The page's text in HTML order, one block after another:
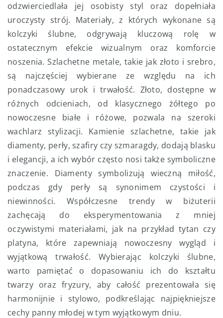
odzwierciedlała jej osobisty styl oraz dopełniała
uroczysty strój. Materiały, z których wykonane są
kolczyki ślubne, odgrywają kluczową rolę w
ostatecznym efekcie wizualnym oraz komforcie
noszenia. Szlachetne metale, takie jak złoto i srebro,
są najczęściej wybierane ze względu na ich
ponadczasowy urok i trwałość. Złoto, dostępne w
różnych odcieniach, od klasycznego żółtego po
nowoczesne białe i różowe, pozwala na szeroki
wachlarz stylizacji. Kamienie szlachetne, takie jak
diamenty, perły, szafiry czy szmaragdy, dodają blasku
i elegancji, a ich wybór często nosi także symboliczne
znaczenie. Diamenty symbolizują wieczną miłość,
podczas gdy perły są synonimem czystości i
niewinności. Współczesne trendy w biżuterii
zachęcają do eksperymentowania z mniej
oczywistymi materiałami, jak na przykład tytan czy
platyna, które zapewniają nowoczesny wygląd i
wyjątkową trwałość. Wybierając kolczyki ślubne,
warto pamiętać o dopasowaniu ich do kształtu
twarzy oraz fryzury, aby całość prezentowała się
harmonijnie i stylowo, podkreślając najpiękniejsze
cechy panny młodej w tym wyjątkowym dniu.